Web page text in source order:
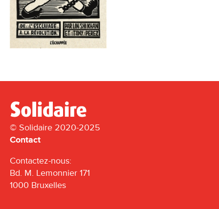
© Solidaire 2020-2025
Contact
Contactez-nous:
Bd. M. Lemonnier 171
1000 Bruxelles